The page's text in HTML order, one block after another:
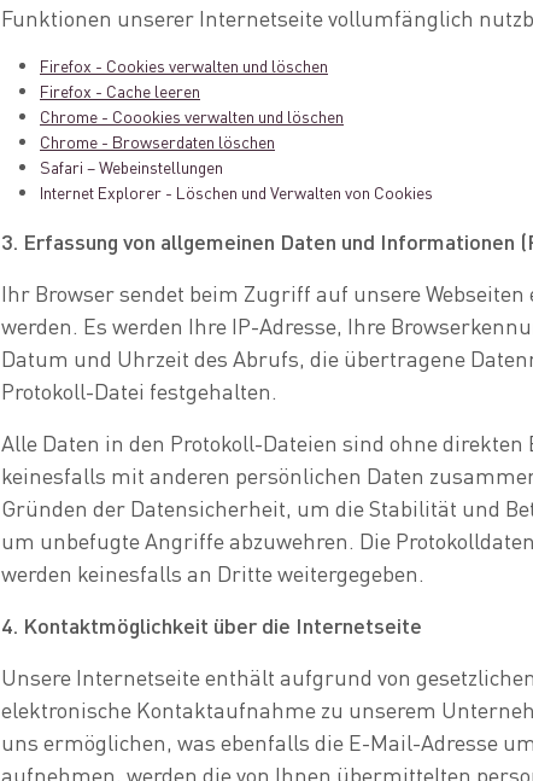
Funktionen unserer Internetseite vollumfänglich
Firefox - Cookies verwalten und löschen
Firefox - Cache leeren
Chrome - Coookies verwalten und löschen
Chrome - Browserdaten löschen
Safari – Webeinstellungen
Internet Explorer - Löschen und Verwalten von Cookies
3. Erfassung von allgemeinen Daten und Informationen
Ihr Browser sendet beim Zugriff auf unsere
werden. Es werden Ihre IP-Adresse, Ihre
Datum und Uhrzeit des Abrufs, die übertragene
Protokoll-Datei festgehalten.
Alle Daten in den Protokoll-Dateien sind ohne
keinesfalls mit anderen persönlichen Daten
Gründen der Datensicherheit, um die Stabilität und
um unbefugte Angriffe abzuwehren. Die
werden keinesfalls an Dritte weitergegeben.
4. Kontaktmöglichkeit über die Internetseite
Unsere Internetseite enthält aufgrund von
elektronische Kontaktaufnahme zu unserem
uns ermöglichen, was ebenfalls die E-Mail-Adresse
aufnehmen, werden die von Ihnen übermittelten